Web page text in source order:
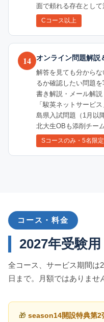
面で頼れる存在として
Cコース以上
14 オンライン問題解説
解答を見ても分から
るか確認したい問題
書き解説・メール解
「駿英ネットサービ
島県入試問題（1月以
北大生OBも添削チー
Sコースのみ・5名限定
コース・料金
2027年受験
全コース、サービス期間は
日まで。月額ではありませ
🎁 season14開設特典第2